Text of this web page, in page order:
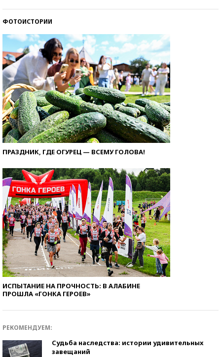
ФОТОИСТОРИИ
ПРАЗДНИК, ГДЕ ОГУРЕЦ — ВСЕМУ ГОЛОВА!
ИСПЫТАНИЕ НА ПРОЧНОСТЬ: В АЛАБИНЕ
ПРОШЛА «ГОНКА ГЕРОЕВ»
РЕКОМЕНДУЕМ:
Судьба наследства: истории удивительных
завещаний